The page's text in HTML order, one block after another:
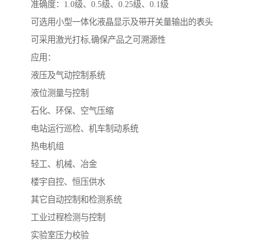
准确度：1.0级、0.5级、0.25级、0.1级
可选用小型一体化液晶显示及带开关量输出的表头
可采用激光打标,确保产品之可溯源性
应用：
液压及气动控制系统
液位测量与控制
石化、环保、空气压缩
电站运行巡检、机车制动系统
热电机组
轻工、机械、冶金
楼宇自控、恒压供水
其它自动控制和检测系统
工业过程检测与控制
实验室压力校验